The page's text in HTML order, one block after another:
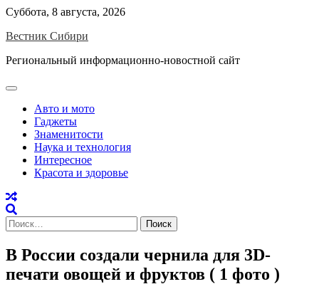
Skip
content
Суббота, 8 августа, 2026
Вестник Сибири
Региональный информационно-новостной сайт
Авто и мото
Гаджеты
Знаменитости
Наука и технология
Интересное
Красота и здоровье
Найти:
В России создали чернила для 3D-
печати овощей и фруктов ( 1 фото )